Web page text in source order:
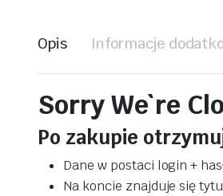
Opis Informacje
Sorry We`re
Po zakupie
Dane w postaci login +
Na koncie znajduje się